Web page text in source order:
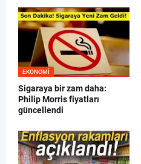
EKONOMI
Sigaraya bir zam daha:
Philip Morris fiyatları
güncellendi